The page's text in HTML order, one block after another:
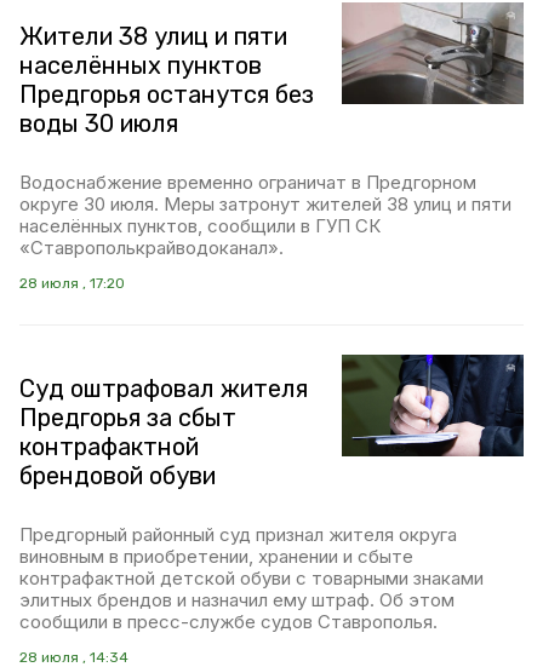
Жители 38 улиц и пяти
населённых пунктов
Предгорья останутся без
воды 30 июля
Водоснабжение временно ограничат в Предгорном
округе 30 июля. Меры затронут жителей 38 улиц и пяти
населённых пунктов, сообщили в ГУП СК
«Ставрополькрайводоканал».
28 июля , 17:20
Суд оштрафовал жителя
Предгорья за сбыт
контрафактной
брендовой обуви
Предгорный районный суд признал жителя округа
виновным в приобретении, хранении и сбыте
контрафактной детской обуви с товарными знаками
элитных брендов и назначил ему штраф. Об этом
сообщили в пресс-службе судов Ставрополья.
28 июля , 14:34